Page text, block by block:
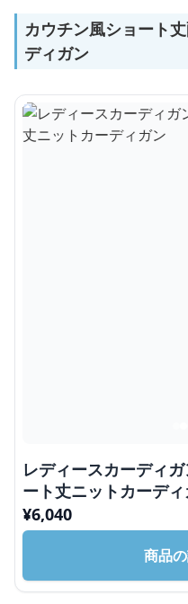
カウチン風ショート
ディガン
レディースカーディ
ート丈ニットカーデ
¥6,040
商品